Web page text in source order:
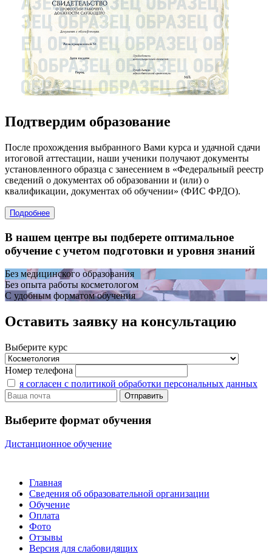
Подтвердим образование
После прохождения выбранного Вами курса и удачной сдачи
итоговой аттестации, наши ученики получают документы
установленного образца с занесением в «Федеральный реестр
сведений о документах об образовании и (или) о
квалификации, документах об обучении» (ФИС ФРДО).
Подробнее
В нашем центре вы подберете оптимальное
обучение с учетом подготовки и уровня знаний
Без медицинского образования
Без опыта работы косметологом
С удобным форматом обучения
Оставить заявку на консультацию
Выберите курс
Номер телефона
я согласен с политикой обработки персональных данных
Выберите формат обучения
Дистанционное обучение
Главная
Сведения об образовательной организации
Обучение
Оплата
Фото
Отзывы
Версия для слабовидящих